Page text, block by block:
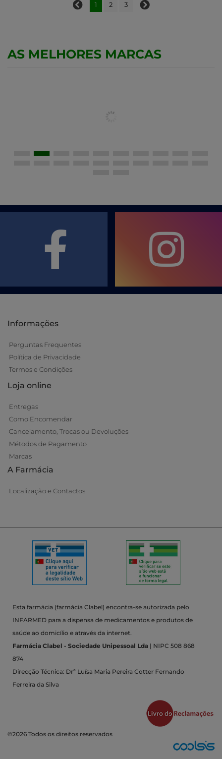
1 2 3
AS MELHORES MARCAS
Informações
Perguntas Frequentes
Política de Privacidade
Termos e Condições
Loja online
Entregas
Como Encomendar
Cancelamento, Trocas ou Devoluções
Métodos de Pagamento
Marcas
A Farmácia
Localização e Contactos
Esta farmácia (farmácia Clabel) encontra-se autorizada pelo
INFARMED para a dispensa de medicamentos e produtos de
saúde ao domicílio e através da internet.
Farmácia Clabel - Sociedade Unipessoal Lda | NIPC 508 868
874
Direcção Técnica: Drª Luísa Maria Pereira Cotter Fernando
Ferreira da Silva
©2026 Todos os direitos reservados